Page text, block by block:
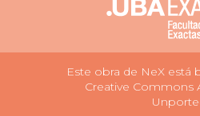
Este obra de NeX está
Creative Commons